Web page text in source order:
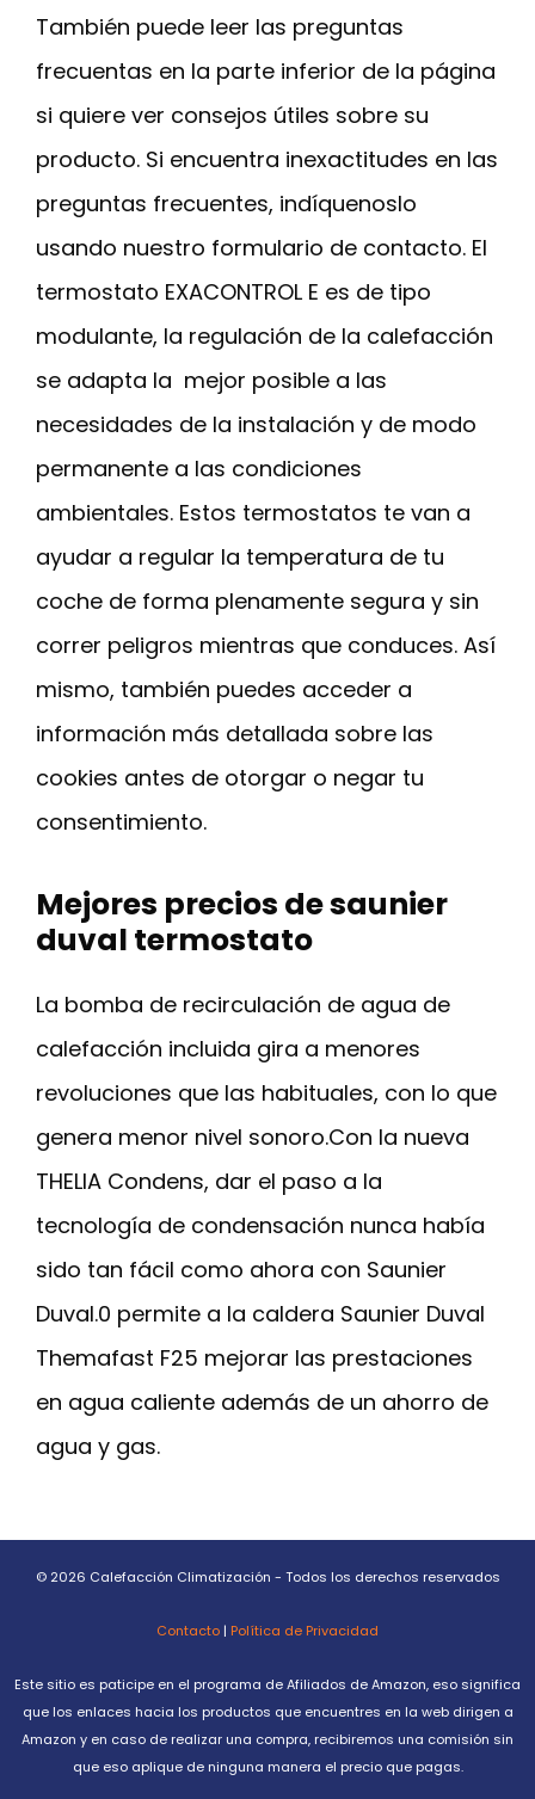
También puede leer las preguntas
frecuentas en la parte inferior de la página
si quiere ver consejos útiles sobre su
producto. Si encuentra inexactitudes en las
preguntas frecuentes, indíquenoslo
usando nuestro formulario de contacto. El
termostato EXACONTROL E es de tipo
modulante, la regulación de la calefacción
se adapta la mejor posible a las
necesidades de la instalación y de modo
permanente a las condiciones
ambientales. Estos termostatos te van a
ayudar a regular la temperatura de tu
coche de forma plenamente segura y sin
correr peligros mientras que conduces. Así
mismo, también puedes acceder a
información más detallada sobre las
cookies antes de otorgar o negar tu
consentimiento.
Mejores precios de saunier
duval termostato
La bomba de recirculación de agua de
calefacción incluida gira a menores
revoluciones que las habituales, con lo que
genera menor nivel sonoro.Con la nueva
THELIA Condens, dar el paso a la
tecnología de condensación nunca había
sido tan fácil como ahora con Saunier
Duval.0 permite a la caldera Saunier Duval
Themafast F25 mejorar las prestaciones
en agua caliente además de un ahorro de
agua y gas.
© 2026 Calefacción Climatización - Todos los derechos reservados
Contacto | Política de Privacidad
Este sitio es paticipe en el programa de Afiliados de Amazon, eso significa
que los enlaces hacia los productos que encuentres en la web dirigen a
Amazon y en caso de realizar una compra, recibiremos una comisión sin
que eso aplique de ninguna manera el precio que pagas.